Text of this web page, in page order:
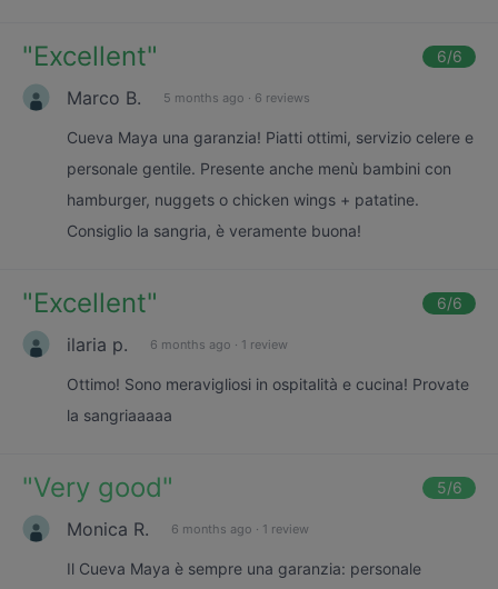
"Excellent" 6/6
Marco B. 5 months ago · 6 reviews
Cueva Maya una garanzia! Piatti ottimi, servizio celere e
personale gentile. Presente anche menù bambini con
hamburger, nuggets o chicken wings + patatine.
Consiglio la sangria, è veramente buona!
"Excellent" 6/6
ilaria p. 6 months ago · 1 review
Ottimo! Sono meravigliosi in ospitalità e cucina! Provate
la sangriaaaaa
"Very good" 5/6
Monica R. 6 months ago · 1 review
Il Cueva Maya è sempre una garanzia: personale